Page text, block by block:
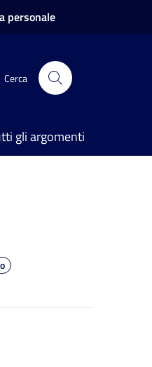
personale
Cerca
gli argomenti